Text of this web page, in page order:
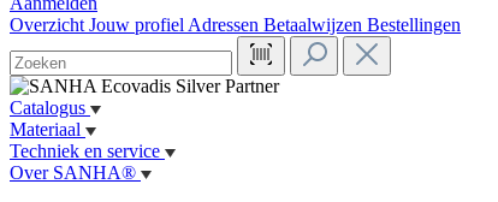
Overzicht Jouw profiel Adressen Betaalwijzen Bestellingen
Catalogus
Materiaal
Techniek en service
Over SANHA®